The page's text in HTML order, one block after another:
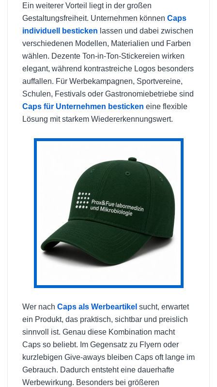
Ein weiterer Vorteil liegt in der großen
Gestaltungsfreiheit. Unternehmen können Caps
individuell besticken lassen und dabei zwischen
verschiedenen Modellen, Materialien und Farben
wählen. Dezente Ton-in-Ton-Stickereien wirken
elegant, während kontrastreiche Logos besonders
auffallen. Für Werbekampagnen, Sportvereine,
Schulen, Festivals oder Gastronomiebetriebe sind
Caps für Unternehmen besticken eine flexible
Lösung mit starkem Wiedererkennungswert.
Wer nach Caps als Werbeartikel sucht, erwartet
ein Produkt, das praktisch, sichtbar und preislich
sinnvoll ist. Genau diese Kombination macht
Caps so beliebt. Im Gegensatz zu Flyern oder
kurzlebigen Give-aways bleiben Caps oft lange im
Gebrauch. Dadurch entsteht eine dauerhafte
Werbewirkung. Besonders bei größeren